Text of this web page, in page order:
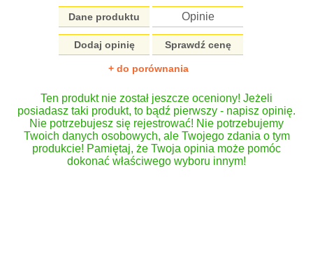
Dane produktu Opinie
Dodaj opinię Sprawdź cenę
+ do porównania
Ten produkt nie został jeszcze oceniony! Jeżeli
posiadasz taki produkt, to bądź pierwszy - napisz opinię.
Nie potrzebujesz się rejestrować! Nie potrzebujemy
Twoich danych osobowych, ale Twojego zdania o tym
produkcie! Pamiętaj, że Twoja opinia może pomóc
dokonać właściwego wyboru innym!